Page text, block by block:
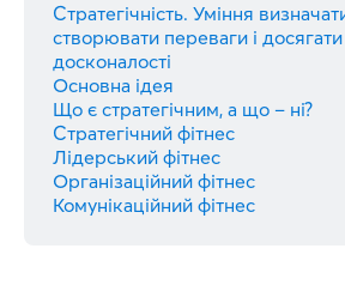
Стратегічність. Уміння
створювати переваги і досягати
досконалості
Основна ідея
Що є стратегічним, а що – ні?
Стратегічний фітнес
Лідерський фітнес
Організаційний фітнес
Комунікаційний фітнес